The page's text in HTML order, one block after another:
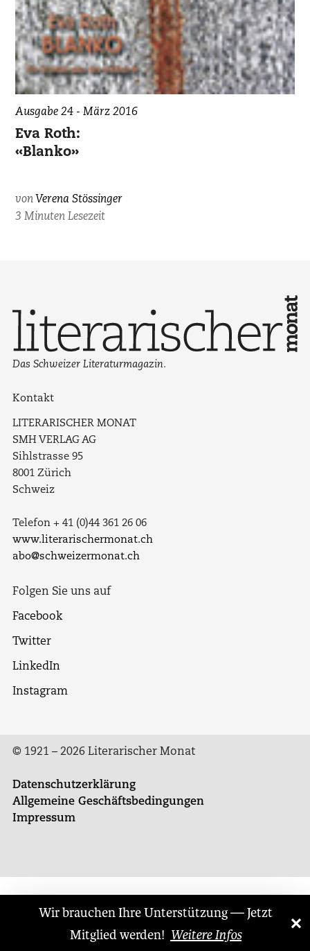
Wir brauchen Ihre Unterstützung — Jetzt
Mitglied werden! Weitere Infos
×
Ausgabe 24 - März 2016
Eva Roth:
«Blanko»
von Verena Stössinger
3 Minuten Lesezeit
Das Schweizer Literaturmagazin.
Kontakt
LITERARISCHER MONAT
SMH VERLAG AG
Sihlstrasse 95
8001 Zürich
Schweiz
Telefon + 41 (0)44 361 26 06
www.literarischermonat.ch
abo@schweizermonat.ch
Folgen Sie uns auf
Facebook
Twitter
LinkedIn
Instagram
© 1921 – 2026 Literarischer Monat
Datenschutzerklärung
Allgemeine Geschäftsbedingungen
Impressum